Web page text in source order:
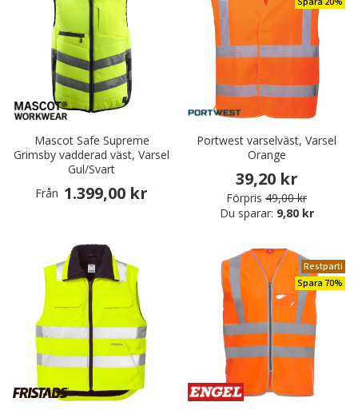
Mascot Safe Supreme
Grimsby vadderad väst, Varsel
Gul/Svart
Från 1.399,00 kr
Portwest varselväst, Varsel
Orange
39,20 kr
Förpris 49,00 kr
Du sparar: 9,80 kr
Restparti
Spara 70%